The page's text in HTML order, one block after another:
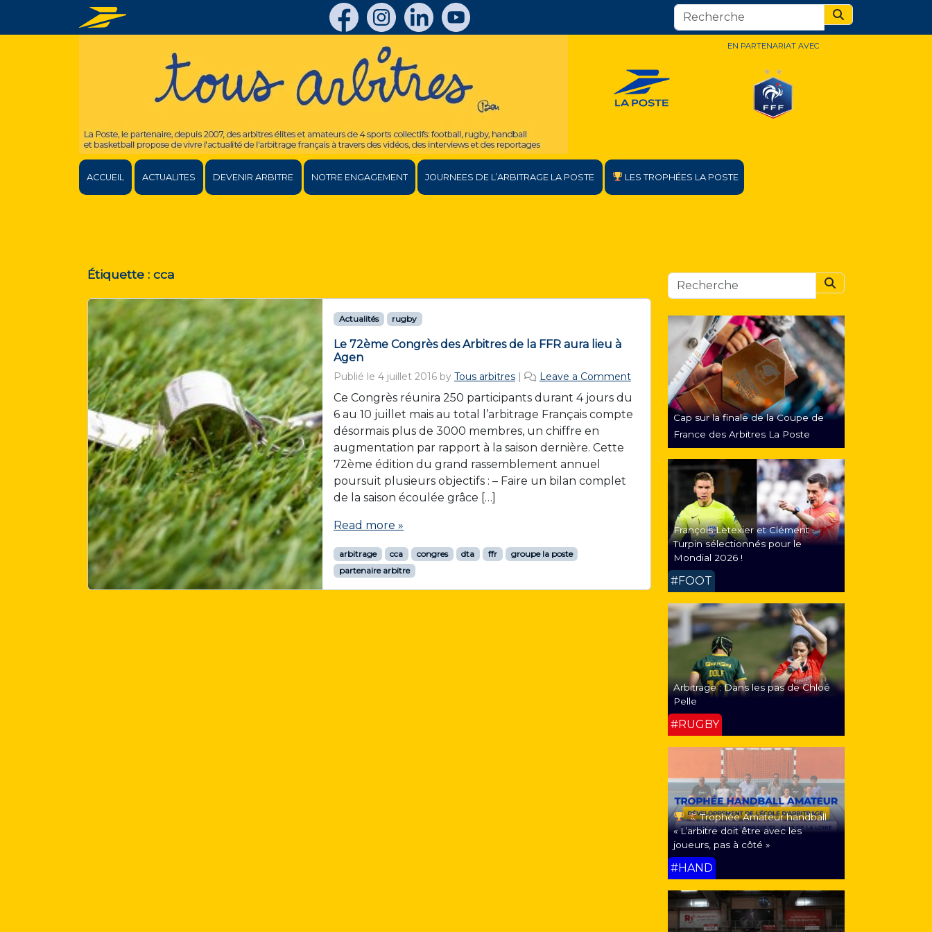
Search
EN PARTENARIAT AVEC
ACCUEIL ACTUALITES DEVENIR ARBITRE NOTRE ENGAGEMENT JOURNEES DE L’ARBITRAGE LA POSTE LES TROPHÉES LA POSTE
Étiquette : cca
Actualités rugby
Le 72ème Congrès des Arbitres de la FFR aura lieu à
Agen
Publié le 4 juillet 2016by Tous arbitres | Leave a Comment
Ce Congrès réunira 250 participants durant 4 jours du
6 au 10 juillet mais au total l’arbitrage Français compte
désormais plus de 3000 membres, un chiffre en
augmentation par rapport à la saison dernière. Cette
72ème édition du grand rassemblement annuel
poursuit plusieurs objectifs : – Faire un bilan complet
de la saison écoulée grâce […]
Read more »
arbitrage cca congres dta ffr
groupe la poste
partenaire arbitre
Search
Cap sur la finale de la Coupe de
France des Arbitres La Poste
François Letexier et Clément
Turpin sélectionnés pour le
Mondial 2026 !
#FOOT
Arbitrage : Dans les pas de Chloé
Pelle
#RUGBY
Trophée Amateur handball
« L’arbitre doit être avec les
joueurs, pas à côté »
#HAND